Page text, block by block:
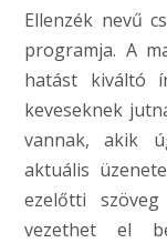
Ellenzék nevű
programja. A
hatást kiváltó
keveseknek
vannak, akik
aktuális
ezelőtti szöveg
vezethet el